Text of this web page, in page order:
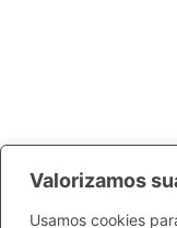
Valorizamos
Usamos cookies